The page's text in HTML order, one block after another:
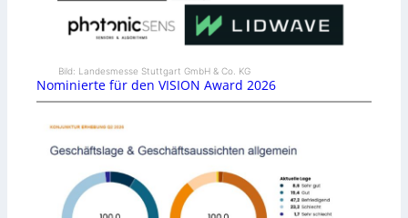
Bild: Landesmesse Stuttgart GmbH & Co. KG
Nominierte für den VISION Award 2026